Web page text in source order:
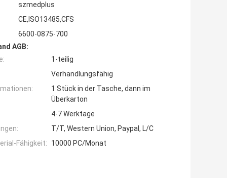
szmedplus
CE,ISO13485,CFS
6600-0875-700
AGB:
1-teilig
Verhandlungsfähig
1 Stück in der Tasche, dann im
Überkarton
4-7 Werktage
T/T, Western Union, Paypal, L/C
Fähigkeit:
10000 PC/Monat